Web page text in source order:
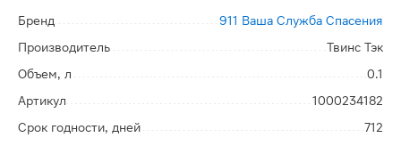
Бренд
911 Ваша Служба Спасения
Производитель
Твинс Тэк
Объем, л
0.1
Артикул
1000234182
Срок годности, дней
712